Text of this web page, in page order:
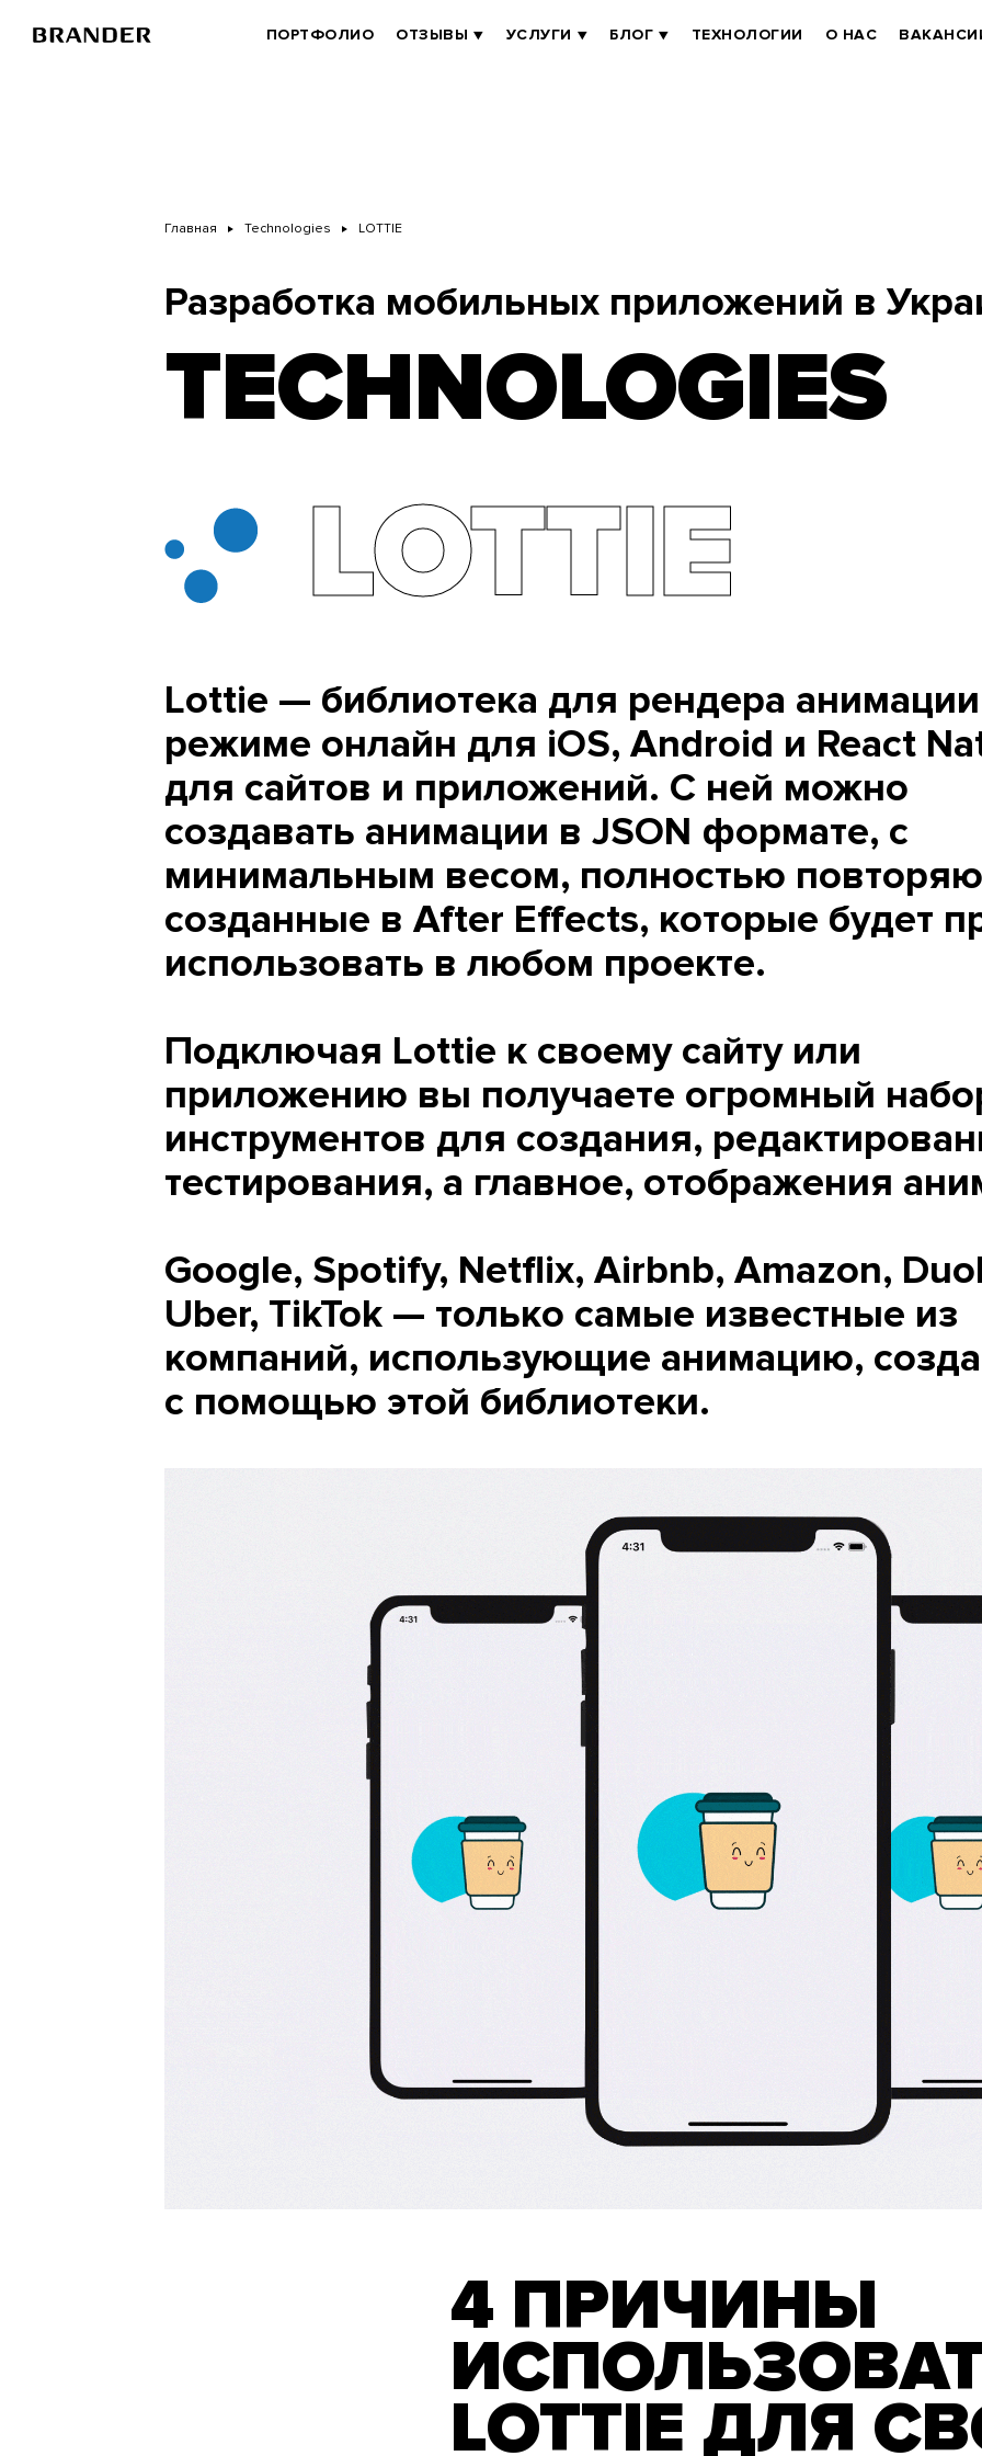
BRANDER
ПОРТФОЛИО ОТЗЫВЫ УСЛУГИ БЛОГ ТЕХНОЛОГИИ О НАС
Главная Technologies LOTTIE
Разработка мобильных приложений в
TECHNOLOGIES
LOTTIE
Lottie — библиотека для рендера
режиме онлайн для iOS, Android и React
для сайтов и приложений. С ней можно
создавать анимации в JSON формате, с
минимальным весом, полностью
созданные в After Effects, которые будет
использовать в любом проекте.
Подключая Lottie к своему сайту или
приложению вы получаете огромный
инструментов для создания,
тестирования, а главное, отображения
Google, Spotify, Netflix, Airbnb, Amazon,
Uber, TikTok — только самые известные из
компаний, использующие анимацию,
с помощью этой библиотеки.
4 ПРИЧИНЫ
LOTTIE ДЛЯ